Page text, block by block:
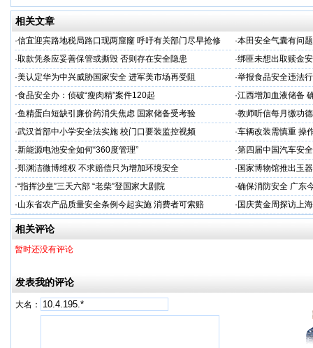
相关文章
·信宜迎宾路地税局路口现两窟窿 呼吁有关部门尽早抢修 ·本田安全气囊有问
·取款凭条应妥善保管或撕毁 否则存在安全隐患 ·绑匪未想出取赎金
·美认定华为中兴威胁国家安全 进军美市场再受阻 ·举报食品安全违法
·食品安全办：侦破“瘦肉精”案件120起 ·江西增加血液储备
·鱼精蛋白短缺引廉价药消失焦虑 国家储备受考验 ·教师听信每月缴功
·武汉首部中小学安全法实施 校门口要装监控视频 ·车辆改装需慎重 操
·新能源电池安全如何“360度管理” ·第四届中国汽车安
·郑渊洁微博维权 不求赔偿只为增加环境安全 · 国家博物馆推出玉
·“指挥沙皇”三天六部 “老柴”登国家大剧院 ·确保消防安全 广东
·山东省农产品质量安全条例今起实施 消费者可索赔 · 国庆黄金周探访上
相关评论
暂时还没有评论
发表我的评论
大名：